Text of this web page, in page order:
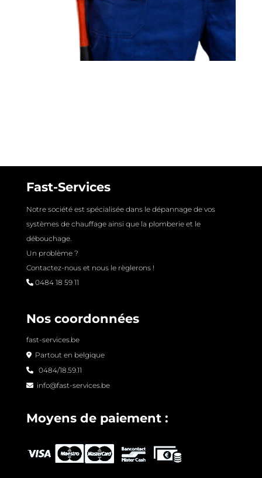
Fast-Services
Notre société est spécialisée dans le dépannage de vos
systèmes de chauffage ainsi que la plomberie et le
débouchage.
Un problème ?
Contactez-nous et nous le règlerons !
0484 18 59 11
Nos coordonnées
fast-services.be
Partout en belgique
0484/18.59.11
info@fast-services.be
Moyens de paiement :